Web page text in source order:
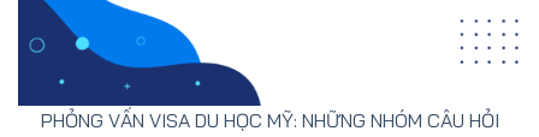
PHỎNG VẤN VISA DU HỌC MỸ: NHỮNG NHÓM CÂU HỎI